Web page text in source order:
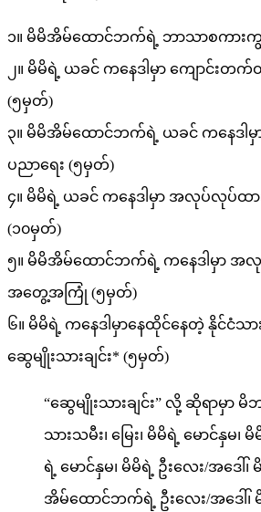
၁။ မိမိအိမ်ထောင်ဘက်ရဲ့ ဘာသာစကားက
၂။ မိမိရဲ့ ယခင် ကနေဒါမှာ ကျောင်းတက်
(၅မှတ်)
၃။ မိမိအိမ်ထောင်ဘက်ရဲ့ ယခင် ကနေဒါမှ
ပညာရေး (၅မှတ်)
၄။ မိမိရဲ့ ယခင် ကနေဒါမှာ အလုပ်လုပ်
(၁၀မှတ်)
၅။ မိမိအိမ်ထောင်ဘက်ရဲ့ ကနေဒါမှာ အ
အတွေ့အကြုံ (၅မှတ်)
၆။ မိမိရဲ့ ကနေဒါမှာနေထိုင်နေတဲ့ နိုင်ငံသ
ဆွေမျိုးသားချင်း* (၅မှတ်)
“ဆွေမျိုးသားချင်း” လို့ ဆိုရာမှာ
သားသမီး၊ မြေး၊ မိမိရဲ့ မောင်နှမ
ရဲ့ မောင်နှမ၊ မိမိရဲ့ ဦးလေး/အဒေါ်၊
အိမ်ထောင်ဘက်ရဲ့ ဦးလေး/အဒေါ်၊